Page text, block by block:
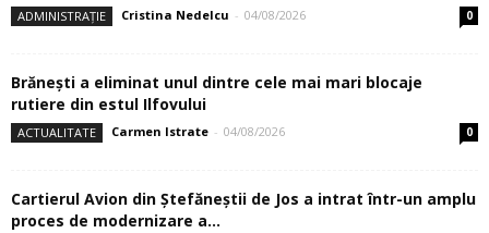
ADMINISTRAȚIE Cristina Nedelcu - 04/08/2026 0
Brănești a eliminat unul dintre cele mai mari blocaje
rutiere din estul Ilfovului
ACTUALITATE Carmen Istrate - 04/08/2026 0
Cartierul Avion din Ştefăneştii de Jos a intrat într-un amplu
proces de modernizare a...